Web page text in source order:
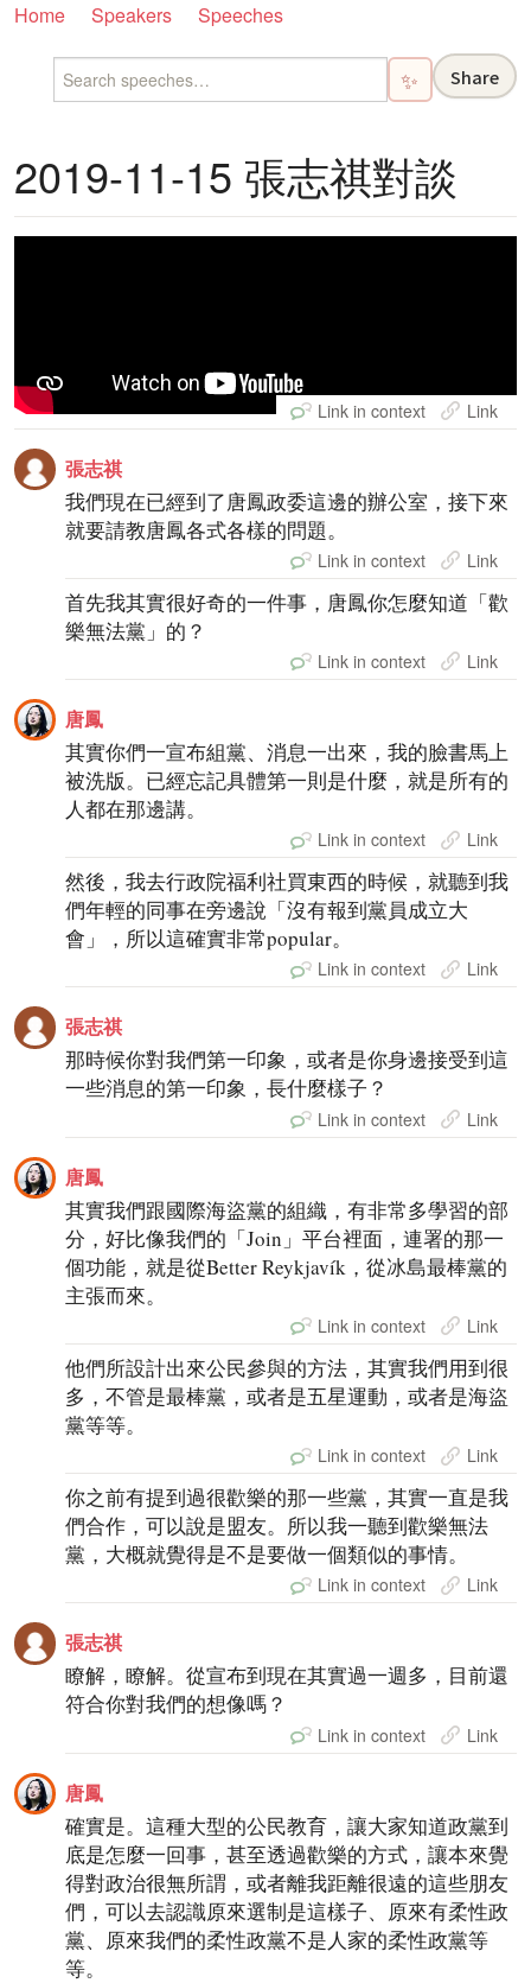
Home Speakers Speeches
✨ Share
2019-11-15 張志祺對談
Link in context Link
張志祺
我們現在已經到了唐鳳政委這邊的辦公室，接下來
就要請教唐鳳各式各樣的問題。
Link in context Link
首先我其實很好奇的一件事，唐鳳你怎麼知道「歡
樂無法黨」的？
Link in context Link
唐鳳
其實你們一宣布組黨、消息一出來，我的臉書馬上
被洗版。已經忘記具體第一則是什麼，就是所有的
人都在那邊講。
Link in context Link
然後，我去行政院福利社買東西的時候，就聽到我
們年輕的同事在旁邊說「沒有報到黨員成立大
會」，所以這確實非常popular。
Link in context Link
張志祺
那時候你對我們第一印象，或者是你身邊接受到這
一些消息的第一印象，長什麼樣子？
Link in context Link
唐鳳
其實我們跟國際海盜黨的組織，有非常多學習的部
分，好比像我們的「Join」平台裡面，連署的那一
個功能，就是從Better Reykjavík，從冰島最棒黨的
主張而來。
Link in context Link
他們所設計出來公民參與的方法，其實我們用到很
多，不管是最棒黨，或者是五星運動，或者是海盜
黨等等。
Link in context Link
你之前有提到過很歡樂的那一些黨，其實一直是我
們合作，可以說是盟友。所以我一聽到歡樂無法
黨，大概就覺得是不是要做一個類似的事情。
Link in context Link
張志祺
瞭解，瞭解。從宣布到現在其實過一週多，目前還
符合你對我們的想像嗎？
Link in context Link
唐鳳
確實是。這種大型的公民教育，讓大家知道政黨到
底是怎麼一回事，甚至透過歡樂的方式，讓本來覺
得對政治很無所謂，或者離我距離很遠的這些朋友
們，可以去認識原來選制是這樣子、原來有柔性政
黨、原來我們的柔性政黨不是人家的柔性政黨等
等。